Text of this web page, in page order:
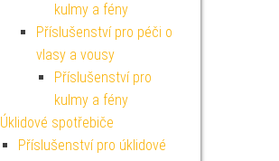
kulmy a fény
Příslušenství pro péči o
vlasy a vousy
Příslušenství pro
kulmy a fény
Úklidové spotřebiče
Příslušenství pro úklidové